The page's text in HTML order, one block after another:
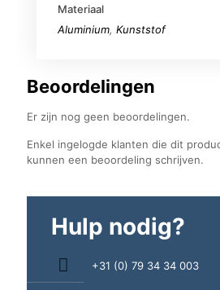
Materiaal
Aluminium, Kunststof
Beoordelingen
Er zijn nog geen beoordelingen.
Enkel ingelogde klanten die dit
kunnen een beoordeling schrijven.
Hulp nodig?
+31 (0) 79 34 34 003